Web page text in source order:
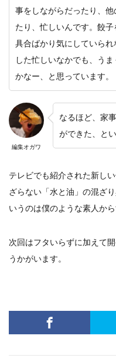
事をしながらだったり、
たり、忙しいんです。餃
具合ばかり気にしていら
した忙しいなかでも、う
かなー、と思っています。
編集オガワ
なるほど、家
ができた、と
テレビでも紹介された新し
ざらない「水と油」の混ざ
いうのは僕のような素人か
次回はフタいらずに加えて
うかがいます。